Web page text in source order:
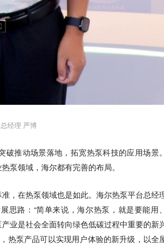
经理 严博
破推动场景落地，拓宽热泵科技的应用场景
泵领域，海尔都有完善的布局。
，在热泵领域也是如此。海尔热泵平台总经
思路：“简单来说，海尔热泵，就是要能用
业是社会全面转向绿色低碳过程中重要的新
热泵产品可以实现用户体验的新升级，以全